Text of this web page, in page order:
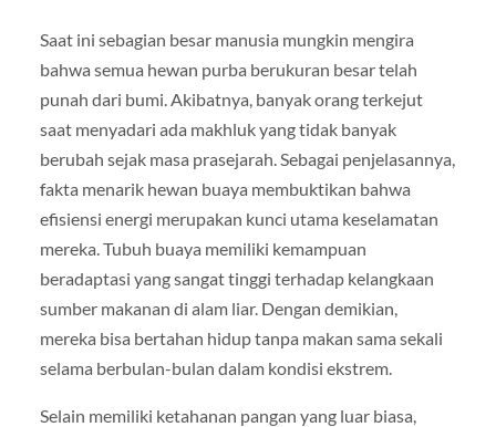
Saat ini sebagian besar manusia mungkin mengira
bahwa semua hewan purba berukuran besar telah
punah dari bumi. Akibatnya, banyak orang terkejut
saat menyadari ada makhluk yang tidak banyak
berubah sejak masa prasejarah. Sebagai penjelasannya,
fakta menarik hewan buaya membuktikan bahwa
efisiensi energi merupakan kunci utama keselamatan
mereka. Tubuh buaya memiliki kemampuan
beradaptasi yang sangat tinggi terhadap kelangkaan
sumber makanan di alam liar. Dengan demikian,
mereka bisa bertahan hidup tanpa makan sama sekali
selama berbulan-bulan dalam kondisi ekstrem.
Selain memiliki ketahanan pangan yang luar biasa,